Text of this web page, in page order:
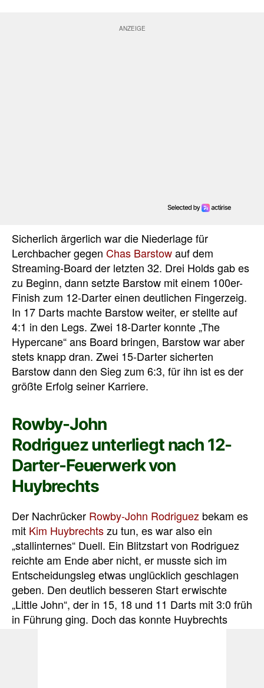
Sicherlich ärgerlich war die Niederlage für
Lerchbacher gegen Chas Barstowauf dem
Streaming-Board der letzten 32. Drei Holds gab es
zu Beginn, dann setzte Barstow mit einem 100er-
Finish zum 12-Darter einen deutlichen Fingerzeig.
In 17 Darts machte Barstow weiter, er stellte auf
4:1 in den Legs. Zwei 18-Darter konnte „The
Hypercane“ ans Board bringen, Barstow war aber
stets knapp dran. Zwei 15-Darter sicherten
Barstow dann den Sieg zum 6:3, für ihn ist es der
größte Erfolg seiner Karriere.
Rowby-John
Rodriguez unterliegt nach 12-
Darter-Feuerwerk von
Huybrechts
Der Nachrücker Rowby-John Rodriguez bekam es
mit Kim Huybrechtszu tun, es war also ein
„stallinternes“ Duell. Ein Blitzstart von Rodriguez
reichte am Ende aber nicht, er musste sich im
Entscheidungsleg etwas unglücklich geschlagen
geben. Den deutlich besseren Start erwischte
„Little John“, der in 15, 18 und 11 Darts mit 3:0 früh
in Führung ging. Doch das konnte Huybrechts